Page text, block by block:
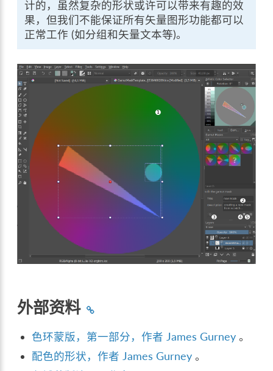
计的，虽然复杂的形状或许可以带来有趣的效
果，但我们不能保证所有矢量图形功能都可以
正常工作 (如分组和矢量文本等)。
外部资料
色环蒙版，第一部分，作者 James Gurney 。
配色的形状，作者 James Gurney 。